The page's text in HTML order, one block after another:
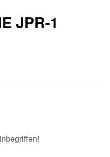
JPR-1